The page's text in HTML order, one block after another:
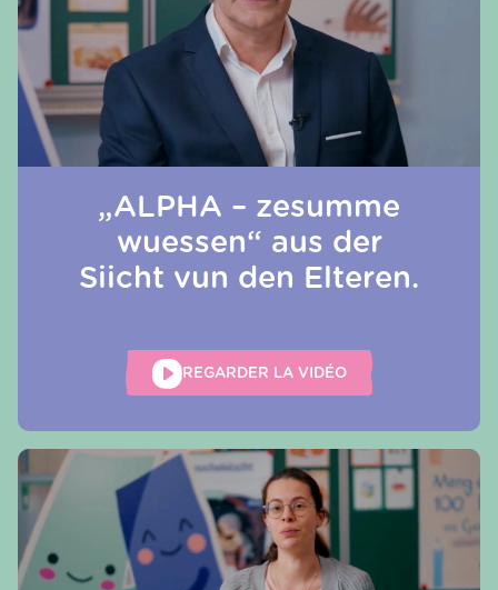
„ALPHA – zesumme
wuessen“ aus der
Siicht vun den Elteren.
REGARDER LA VIDÉO